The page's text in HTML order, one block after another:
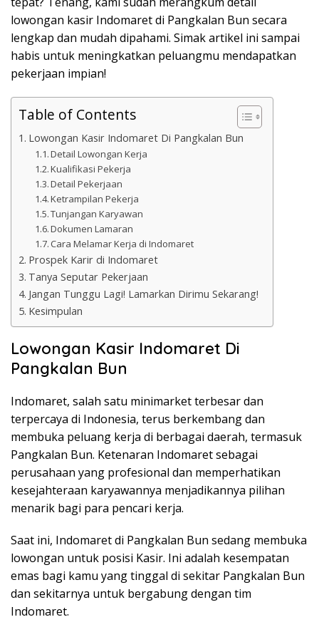
lowongan kasir Indomaret di Pangkalan Bun secara
lengkap dan mudah dipahami. Simak artikel ini sampai
habis untuk meningkatkan peluangmu mendapatkan
pekerjaan impian!
Table of Contents
Lowongan Kasir Indomaret Di Pangkalan Bun
Detail Lowongan Kerja
Kualifikasi Pekerja
Detail Pekerjaan
Ketrampilan Pekerja
Tunjangan Karyawan
Dokumen Lamaran
Cara Melamar Kerja di Indomaret
Prospek Karir di Indomaret
Tanya Seputar Pekerjaan
Jangan Tunggu Lagi! Lamarkan Dirimu Sekarang!
Kesimpulan
Lowongan Kasir Indomaret Di
Pangkalan Bun
Indomaret, salah satu minimarket terbesar dan
terpercaya di Indonesia, terus berkembang dan
membuka peluang kerja di berbagai daerah, termasuk
Pangkalan Bun. Ketenaran Indomaret sebagai
perusahaan yang profesional dan memperhatikan
kesejahteraan karyawannya menjadikannya pilihan
menarik bagi para pencari kerja.
Saat ini, Indomaret di Pangkalan Bun sedang membuka
lowongan untuk posisi Kasir. Ini adalah kesempatan
emas bagi kamu yang tinggal di sekitar Pangkalan Bun
dan sekitarnya untuk bergabung dengan tim
Indomaret.